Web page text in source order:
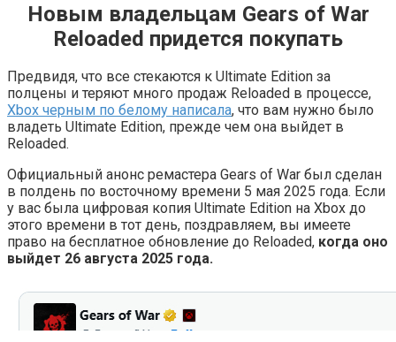
Новым владельцам Gears of War
Reloaded придется покупать
Предвидя, что все стекаются к Ultimate Edition за
полцены и теряют много продаж Reloaded в процессе,
Xbox черным по белому написала, что вам нужно было
владеть Ultimate Edition, прежде чем она выйдет в
Reloaded.
Официальный анонс ремастера Gears of War был сделан
в полдень по восточному времени 5 мая 2025 года. Если
у вас была цифровая копия Ultimate Edition на Xbox до
этого времени в тот день, поздравляем, вы имеете
право на бесплатное обновление до Reloaded, когда оно
выйдет 26 августа 2025 года.